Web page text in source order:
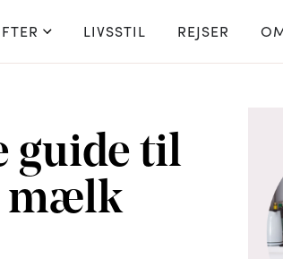
LIVSSTIL REJSER
guide til
mælk